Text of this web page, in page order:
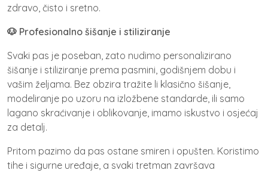
zdravo, čisto i sretno.
🐶 Profesionalno šišanje i stiliziranje
Svaki pas je poseban, zato nudimo personalizirano
šišanje i stiliziranje prema pasmini, godišnjem dobu i
vašim željama. Bez obzira tražite li klasično šišanje,
modeliranje po uzoru na izložbene standarde, ili samo
lagano skraćivanje i oblikovanje, imamo iskustvo i osjećaj
za detalj.
Pritom pazimo da pas ostane smiren i opušten. Koristimo
tihe i sigurne uređaje, a svaki tretman završava